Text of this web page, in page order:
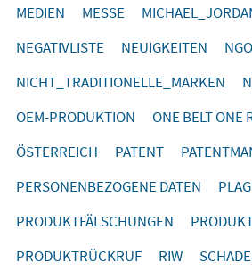
MEDIEN
MESSE
NEGATIVLISTE
NEUIGKEITEN
NGO
NICHT_TRADITIONELLE_MARKEN
OEM-PRODUKTION
ONE BELT ONE
ÖSTERREICH
PATENT
PERSONENBEZOGENE DATEN
PRODUKTFÄLSCHUNGEN
PRODUKTRÜCKRUF
RIW